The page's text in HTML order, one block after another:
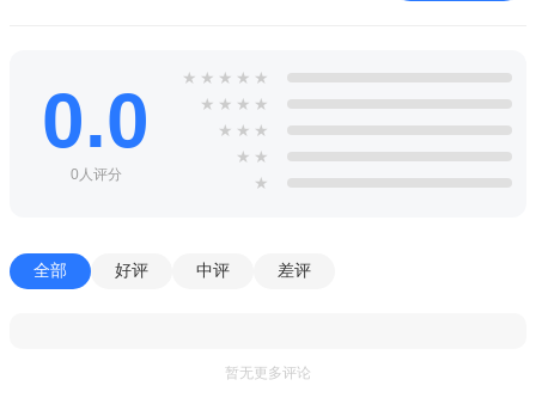
0.0
0人评分
★ ★ ★ ★ ★
★ ★ ★ ★
★ ★ ★
★ ★
★
全部 好评 中评 差评
暂无更多评论